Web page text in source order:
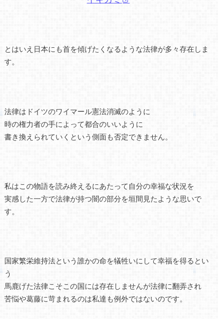
とはいえ日本にも首を傾げたくなるような法律が多々存在しま
す。
法律はドイツのワイマール憲法消滅のように
時の権力者の手によって都合のいいように
書き換えられていくという側面も否定できません。
私はこの物語を読み終えるにあたって自分の幸福な状況を
実感した一方で法律が持つ闇の部分を垣間見たような思いで
す。
国家繁栄維持法という誰かの命を犠牲いにして幸福を得るとい
う
馬鹿げた法律こそこの国には存在しませんが法律に翻弄され
苦悩や葛藤に苛まれるのは私達も例外ではないのです。